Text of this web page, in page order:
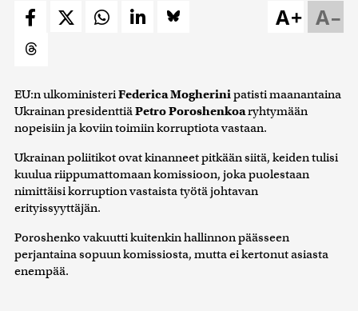
A–
A+
EU:n ulkoministeriFederica Mogherinipatisti maanantaina
Ukrainan presidenttiäPetro Poroshenkoaryhtymään
nopeisiin ja koviin toimiin korruptiota vastaan.
Ukrainan poliitikot ovat kinanneet pitkään siitä, keiden tulisi
kuulua riippumattomaan komissioon, joka puolestaan
nimittäisi korruption vastaista työtä johtavan
erityissyyttäjän.
Poroshenko vakuutti kuitenkin hallinnon päässeen
perjantaina sopuun komissiosta, mutta ei kertonut asiasta
enempää.